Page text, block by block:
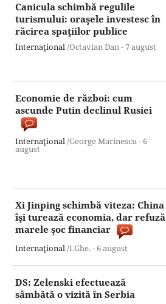
Canicula schimbă regulile
turismului: oraşele investesc în
răcirea spaţiilor publice
Internaţional/Octavian Dan -7 august
Economie de război: cum
ascunde Putin declinul Rusiei
Internaţional/George Marinescu -6
august
Xi Jinping schimbă viteza: China
îşi turează economia, dar refuză
marele şoc financiar
Internaţional/I.Ghe. -6 august
DS: Zelenski efectuează
sâmbătă o vizită în Serbia